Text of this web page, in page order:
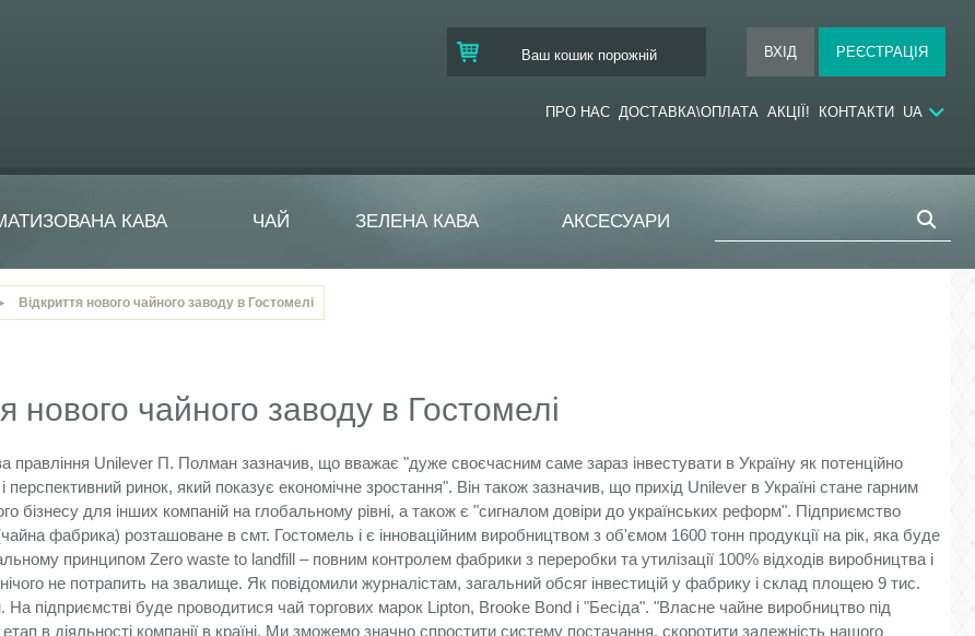
Ваш кошик порожній
ПРО НАС ДОСТАВКА\ОПЛАТА АКЦІЇ! КОНТАКТИ UA
КАВА ЧАЙ ЗЕЛЕНА КАВА АКСЕСУАРИ
Відкриття нового чайного заводу в Гостомелі
нового чайного заводу в Гостомелі
правління Unilever П. Полман зазначив, що вважає "дуже своєчасним саме зараз інвестувати в Україну як потенційно
перспективний ринок, який показує економічне зростання". Він також зазначив, що прихід Unilever в Україні стане гарним
бізнесу для інших компаній на глобальному рівні, а також є "сигналом довіри до українських реформ". Підприємство
фабрика) розташоване в смт. Гостомель і є інноваційним виробництвом з об'ємом 1600 тонн продукції на рік, яка буде
принципом Zero waste to landfill – повним контролем фабрики з переробки та утилізації 100% відходів виробництва і
не потрапить на звалище. Як повідомили журналістам, загальний обсяг інвестицій у фабрику і склад площею 9 тис.
підприємстві буде проводитися чай торгових марок Lipton, Brooke Bond і "Бесіда". "Власне чайне виробництво під
в діяльності компанії в країні. Ми зможемо значно спростити систему постачання, скоротити залежність нашого